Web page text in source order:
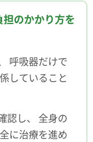
のかかり方を
呼吸器だけで
していること
認し、 全身の
に治療を進め